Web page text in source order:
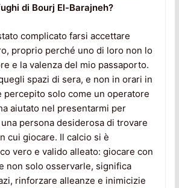
di Bourj El-Barajneh?
complicato farsi accettare
proprio perché uno di loro non lo
e la valenza del mio passaporto.
spazi di sera, e non in orari in
percepito solo come un operatore
aiutato nel presentarmi per
persona desiderosa di trovare
cui giocare. Il calcio si è
vero e valido alleato: giocare con
non solo osservarle, significa
rinforzare alleanze e inimicizie